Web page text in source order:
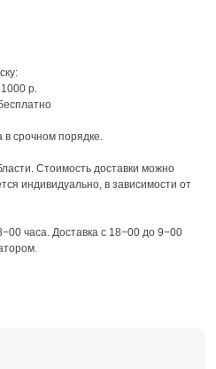
р.
в срочном порядке.
Стоимость доставки можно
индивидуально, в зависимости от
часа. Доставка с 18−00 до 9−00